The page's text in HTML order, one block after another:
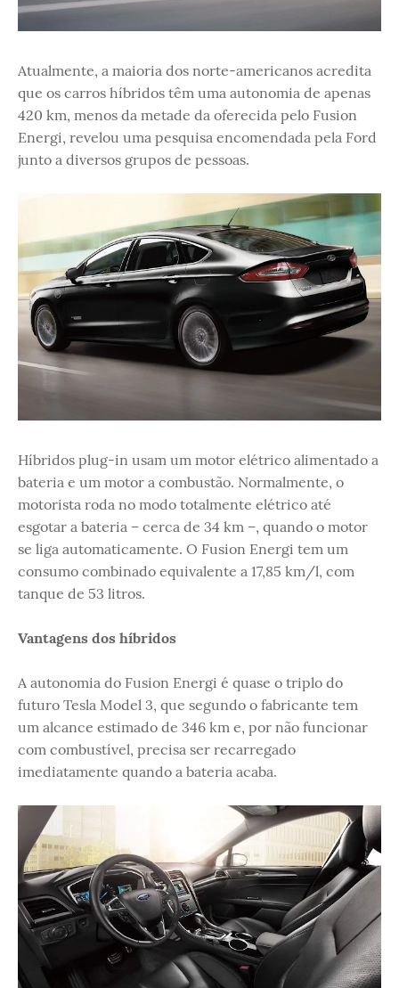
Atualmente, a maioria dos norte-americanos acredita
que os carros híbridos têm uma autonomia de apenas
420 km, menos da metade da oferecida pelo Fusion
Energi, revelou uma pesquisa encomendada pela Ford
junto a diversos grupos de pessoas.
Híbridos plug-in usam um motor elétrico alimentado a
bateria e um motor a combustão. Normalmente, o
motorista roda no modo totalmente elétrico até
esgotar a bateria – cerca de 34 km –, quando o motor
se liga automaticamente. O Fusion Energi tem um
consumo combinado equivalente a 17,85 km/l, com
tanque de 53 litros.
Vantagens dos híbridos
A autonomia do Fusion Energi é quase o triplo do
futuro Tesla Model 3, que segundo o fabricante tem
um alcance estimado de 346 km e, por não funcionar
com combustível, precisa ser recarregado
imediatamente quando a bateria acaba.